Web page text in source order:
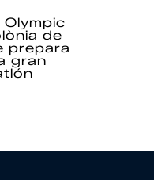
de
prepara
gran